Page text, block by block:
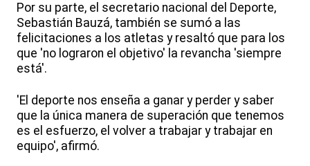
Por su parte, el secretario nacional del Deporte,
Sebastián Bauzá, también se sumó a las
felicitaciones a los atletas y resaltó que para los
que 'no lograron el objetivo' la revancha 'siempre
está'.
'El deporte nos enseña a ganar y perder y saber
que la única manera de superación que tenemos
es el esfuerzo, el volver a trabajar y trabajar en
equipo', afirmó.